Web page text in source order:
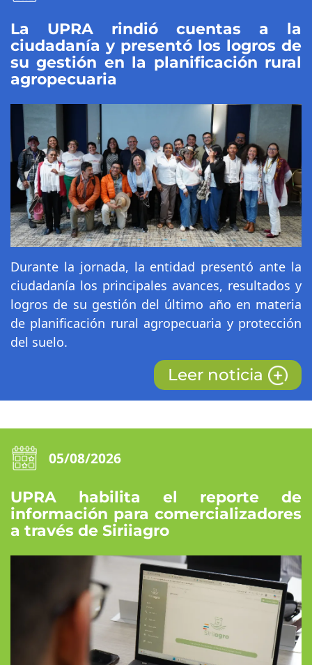
La UPRA rindió cuentas a la
ciudadanía y presentó los logros de
su gestión en la planificación rural
agropecuaria
Durante la jornada, la entidad presentó ante la
ciudadanía los principales avances, resultados y
logros de su gestión del último año en materia
de planificación rural agropecuaria y protección
del suelo.
Leer noticia
05/08/2026
UPRA habilita el reporte de
información para comercializadores
a través de Siriiagro